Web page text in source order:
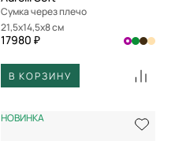
Сумка через плечо
21,5x14,5x8 см
17980 ₽
В КОРЗИНУ
НОВИНКА